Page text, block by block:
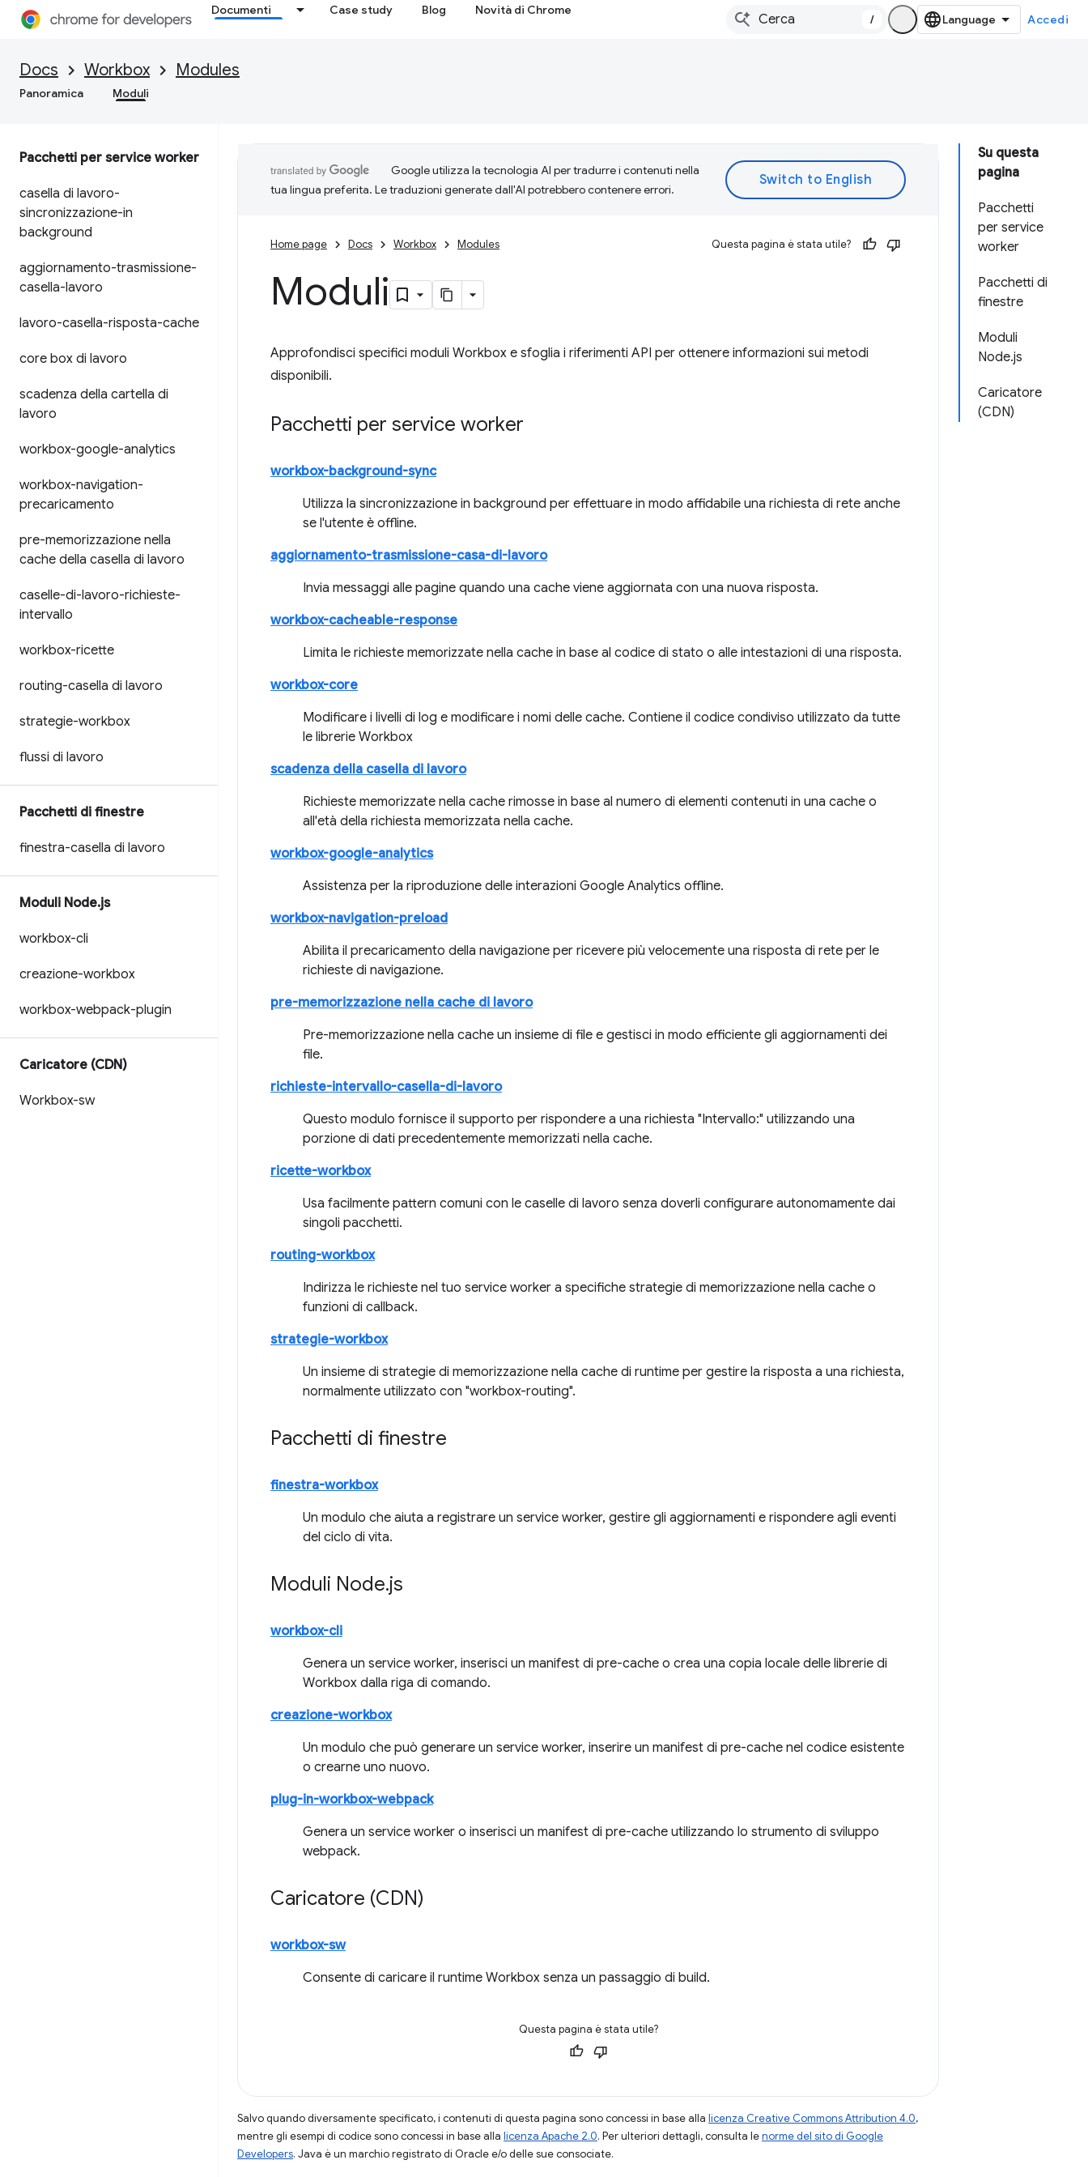
Documenti Case study Blog Novità di Chrome
/ Accedi
Docs Workbox Modules
Panoramica Moduli
Pacchetti per service worker
casella di lavoro-
sincronizzazione-in
background
aggiornamento-trasmissione-
casella-lavoro
lavoro-casella-risposta-cache
core box di lavoro
scadenza della cartella di
lavoro
workbox-google-analytics
workbox-navigation-
precaricamento
pre-memorizzazione nella
cache della casella di lavoro
caselle-di-lavoro-richieste-
intervallo
workbox-ricette
routing-casella di lavoro
strategie-workbox
flussi di lavoro
Pacchetti di finestre
finestra-casella di lavoro
Moduli Node.js
workbox-cli
creazione-workbox
workbox-webpack-plugin
Caricatore (CDN)
Workbox-sw
Su questa
pagina
Pacchetti
per service
worker
Pacchetti di
finestre
Moduli
Node.js
Caricatore
(CDN)
Google utilizza la tecnologia AI per tradurre i contenuti nella
tua lingua preferita. Le traduzioni generate dall'AI potrebbero contenere errori.
Home page Docs Workbox Modules Questa pagina è stata utile?
Moduli
Approfondisci specifici moduli Workbox e sfoglia i riferimenti API per ottenere informazioni sui metodi
disponibili.
Pacchetti per service worker
workbox-background-sync
Utilizza la sincronizzazione in background per effettuare in modo affidabile una richiesta di rete anche
se l'utente è offline.
aggiornamento-trasmissione-casa-di-lavoro
Invia messaggi alle pagine quando una cache viene aggiornata con una nuova risposta.
workbox-cacheable-response
Limita le richieste memorizzate nella cache in base al codice di stato o alle intestazioni di una risposta.
workbox-core
Modificare i livelli di log e modificare i nomi delle cache. Contiene il codice condiviso utilizzato da tutte
le librerie Workbox
scadenza della casella di lavoro
Richieste memorizzate nella cache rimosse in base al numero di elementi contenuti in una cache o
all'età della richiesta memorizzata nella cache.
workbox-google-analytics
Assistenza per la riproduzione delle interazioni Google Analytics offline.
workbox-navigation-preload
Abilita il precaricamento della navigazione per ricevere più velocemente una risposta di rete per le
richieste di navigazione.
pre-memorizzazione nella cache di lavoro
Pre-memorizzazione nella cache un insieme di file e gestisci in modo efficiente gli aggiornamenti dei
file.
richieste-intervallo-casella-di-lavoro
Questo modulo fornisce il supporto per rispondere a una richiesta "Intervallo:" utilizzando una
porzione di dati precedentemente memorizzati nella cache.
ricette-workbox
Usa facilmente pattern comuni con le caselle di lavoro senza doverli configurare autonomamente dai
singoli pacchetti.
routing-workbox
Indirizza le richieste nel tuo service worker a specifiche strategie di memorizzazione nella cache o
funzioni di callback.
strategie-workbox
Un insieme di strategie di memorizzazione nella cache di runtime per gestire la risposta a una richiesta,
normalmente utilizzato con "workbox-routing".
Pacchetti di finestre
finestra-workbox
Un modulo che aiuta a registrare un service worker, gestire gli aggiornamenti e rispondere agli eventi
del ciclo di vita.
Moduli Node.js
workbox-cli
Genera un service worker, inserisci un manifest di pre-cache o crea una copia locale delle librerie di
Workbox dalla riga di comando.
creazione-workbox
Un modulo che può generare un service worker, inserire un manifest di pre-cache nel codice esistente
o crearne uno nuovo.
plug-in-workbox-webpack
Genera un service worker o inserisci un manifest di pre-cache utilizzando lo strumento di sviluppo
webpack.
Caricatore (CDN)
workbox-sw
Consente di caricare il runtime Workbox senza un passaggio di build.
Questa pagina è stata utile?
Salvo quando diversamente specificato, i contenuti di questa pagina sono concessi in base alla licenza Creative Commons Attribution 4.0,
mentre gli esempi di codice sono concessi in base alla licenza Apache 2.0. Per ulteriori dettagli, consulta lenorme del sito di Google
Developers. Java è un marchio registrato di Oracle e/o delle sue consociate.